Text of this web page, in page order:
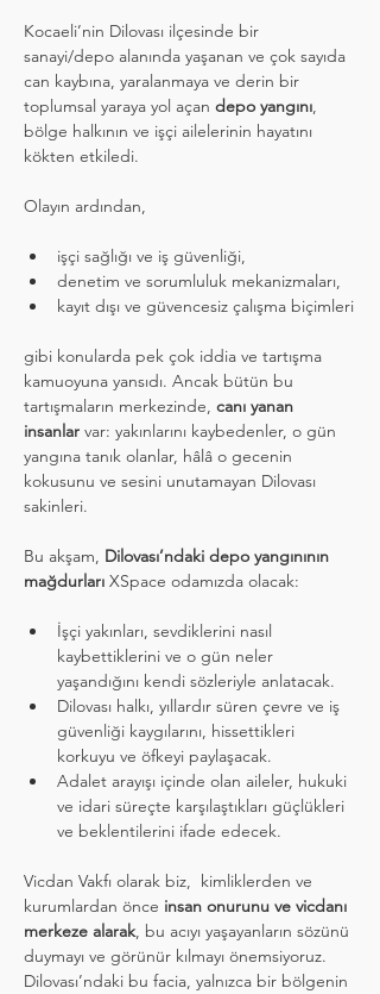
Kocaeli’nin Dilovası ilçesinde bir
sanayi/depo alanında yaşanan ve çok sayıda
can kaybına, yaralanmaya ve derin bir
toplumsal yaraya yol açan depo yangını,
bölge halkının ve işçi ailelerinin hayatını
kökten etkiledi.
Olayın ardından,
işçi sağlığı ve iş güvenliği,
denetim ve sorumluluk mekanizmaları,
kayıt dışı ve güvencesiz çalışma biçimleri
gibi konularda pek çok iddia ve tartışma
kamuoyuna yansıdı. Ancak bütün bu
tartışmaların merkezinde, canı yanan
insanlar var: yakınlarını kaybedenler, o gün
yangına tanık olanlar, hâlâ o gecenin
kokusunu ve sesini unutamayan Dilovası
sakinleri.
Bu akşam, Dilovası’ndaki depo yangınının
mağdurları XSpace odamızda olacak:
İşçi yakınları, sevdiklerini nasıl
kaybettiklerini ve o gün neler
yaşandığını kendi sözleriyle anlatacak.
Dilovası halkı, yıllardır süren çevre ve iş
güvenliği kaygılarını, hissettikleri
korkuyu ve öfkeyi paylaşacak.
Adalet arayışı içinde olan aileler, hukuki
ve idari süreçte karşılaştıkları güçlükleri
ve beklentilerini ifade edecek.
Vicdan Vakfı olarak biz,  kimliklerden ve
kurumlardan önce insan onurunu ve vicdanı
merkeze alarak, bu acıyı yaşayanların sözünü
duymayı ve görünür kılmayı önemsiyoruz.
Dilovası’ndaki bu facia, yalnızca bir bölgenin